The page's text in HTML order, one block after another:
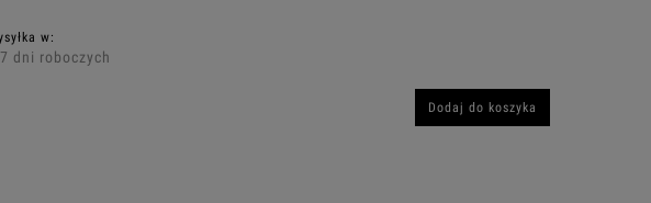
w:
dni roboczych
Dodaj do koszyka